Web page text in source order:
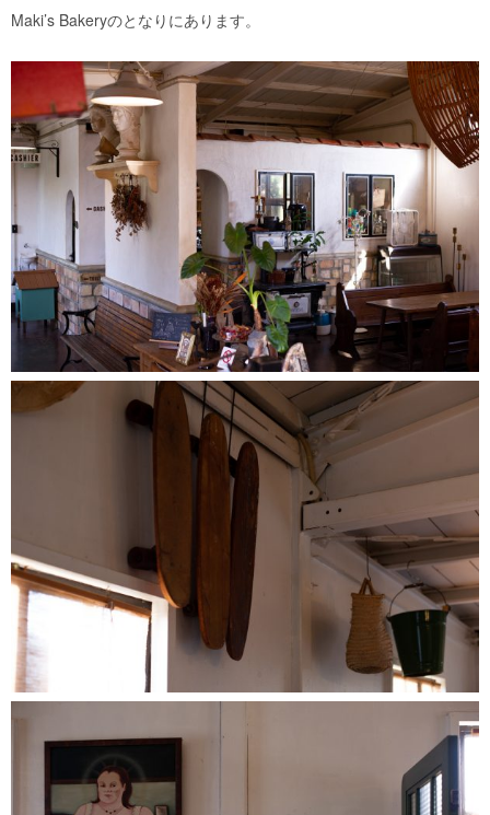
Maki’s Bakeryのとなりにあります。